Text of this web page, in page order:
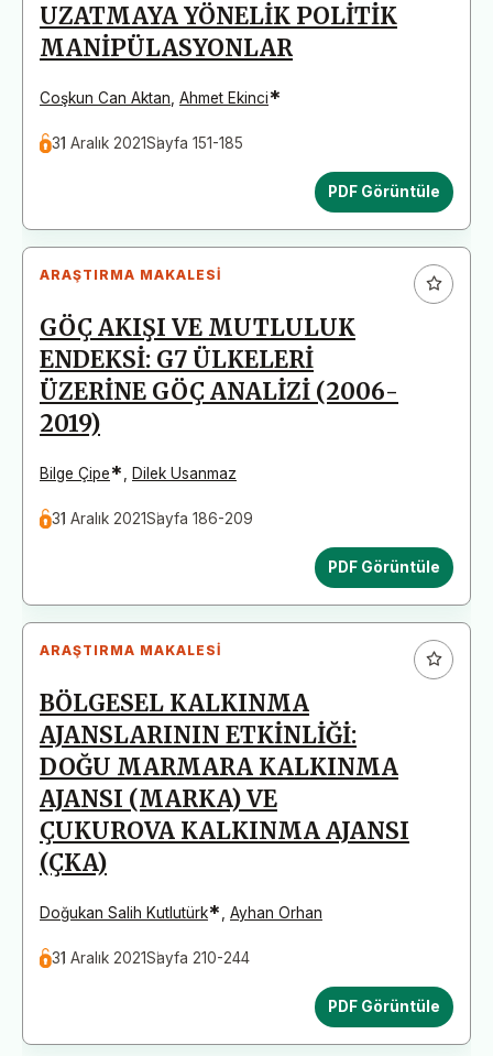
UZATMAYA YÖNELİK POLİTİK
MANİPÜLASYONLAR
Coşkun Can Aktan Ahmet Ekinci*
31 Aralık 2021Sayfa 151-185
PDF Görüntüle
ARAŞTIRMA MAKALESI
GÖÇ AKIŞI VE MUTLULUK
ENDEKSİ: G7 ÜLKELERİ
ÜZERİNE GÖÇ ANALİZİ (2006-
2019)
Bilge Çipe* Dilek Usanmaz
31 Aralık 2021Sayfa 186-209
PDF Görüntüle
ARAŞTIRMA MAKALESI
BÖLGESEL KALKINMA
AJANSLARININ ETKİNLİĞİ:
DOĞU MARMARA KALKINMA
AJANSI (MARKA) VE
ÇUKUROVA KALKINMA AJANSI
(ÇKA)
Doğukan Salih Kutlutürk* Ayhan Orhan
31 Aralık 2021Sayfa 210-244
PDF Görüntüle